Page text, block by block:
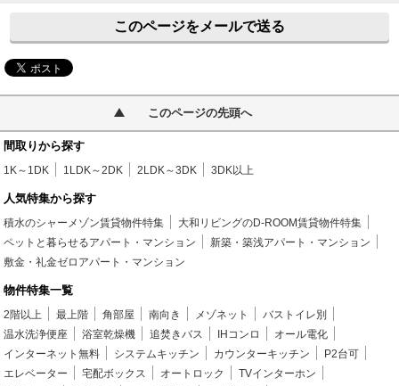
このページをメールで送る
このページの先頭へ
間取りから探す
1K～1DK 1LDK～2DK 2LDK～3DK 3DK以上
人気特集から探す
積水のシャーメゾン賃貸物件特集
大和リビングのD-ROOM賃貸物件特集
ペットと暮らせるアパート・マンション
新築・築浅アパート・マンション
敷金・礼金ゼロアパート・マンション
物件特集一覧
2階以上 最上階 角部屋 南向き メゾネット
バストイレ別
温水洗浄便座
浴室乾燥機 追焚きバス IHコンロ
オール電化
インターネット無料
システムキッチン カウンターキッチン
P2台可
エレベーター
宅配ボックス オートロック
TVインターホン